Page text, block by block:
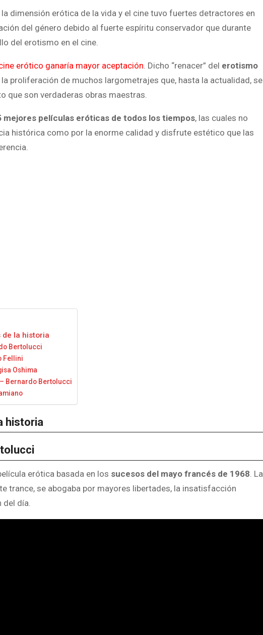
dimensión erótica de la vida y el cine tuvo fuertes detractores en
del género debido al fuerte espíritu conservador que durante
del erotismo en el cine.
erótico ganaría mayor aceptación. Dicho “renacer” del erotismo
proliferación de muchos largometrajes que, hasta la actualidad, se
que son verdaderas obras maestras.
mejores películas eróticas de todos los tiempos, las cuales no
histórica como por la enorme calidad y disfrute estético que las
la historia
Bertolucci
Fellini
Oshima
Bernardo Bertolucci
historia
erótica basada en los sucesos del mayo francés de 1968 . La
trance, se abogaba por mayores libertades, la insatisfacción
día.